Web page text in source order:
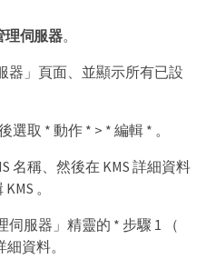
理伺服器。
器」頁面、並顯示所有已設
選取 * 動作 * > * 編輯 * 。
名稱、然後在 KMS 詳細資料
。
服器」精靈的 * 步驟 1 （
資料。